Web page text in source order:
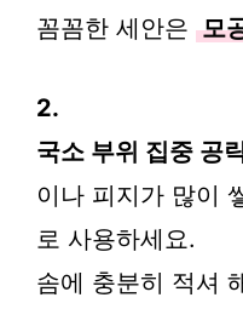
꼼꼼한 세안은 모
2.
국소 부위 집중 공
이나 피지가 많이
로 사용하세요.
솜에 충분히 적셔